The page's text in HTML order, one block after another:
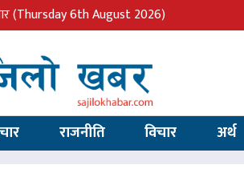
(Thursday 6th August 2026)
राजनीति विचार अर्थ